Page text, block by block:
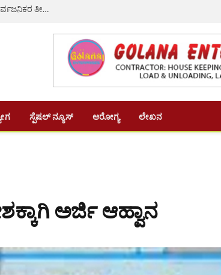
ರಸ್ತೆ ಗುಂಡಿ ತಪ್ಪಿಸಲು ಹೋಗಿ ಲಾರಿ ಡಿಕ್ಕಿ: ನವವಿವಾಹಿತೆ ದಾರುಣ ಸಾವು, ಸಾರ್ವಜನಿಕರ ತೀವ್ರ ಆಕ್ರೋಶ
ಸ್ಪೆಷಲ್ ನ್ಯೂಸ್ ಆರೋಗ್ಯ ಲೇಖನ
ಅರ್ಜಿ ಆಹ್ವಾನ